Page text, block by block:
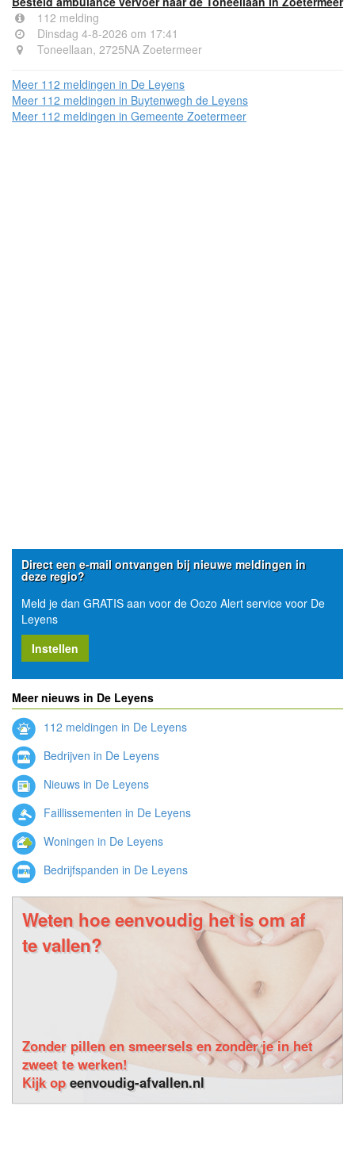
112 melding
Dinsdag 4-8-2026 om 17:41
Toneellaan, 2725NA Zoetermeer
Meer 112 meldingen in De Leyens
Meer 112 meldingen in Buytenwegh de Leyens
Meer 112 meldingen in Gemeente Zoetermeer
Direct een e-mail ontvangen bij nieuwe meldingen in
deze regio?
Meld je dan GRATIS aan voor de Oozo Alert service voor De
Leyens
Instellen
Meer nieuws in De Leyens
112 meldingen in De Leyens
Bedrijven in De Leyens
Nieuws in De Leyens
Faillissementen in De Leyens
Woningen in De Leyens
Bedrijfspanden in De Leyens
Weten hoe eenvoudig het is om af
te vallen?
Zonder pillen en smeersels en zonder je in het
zweet te werken!
Kijk opeenvoudig-afvallen.nl